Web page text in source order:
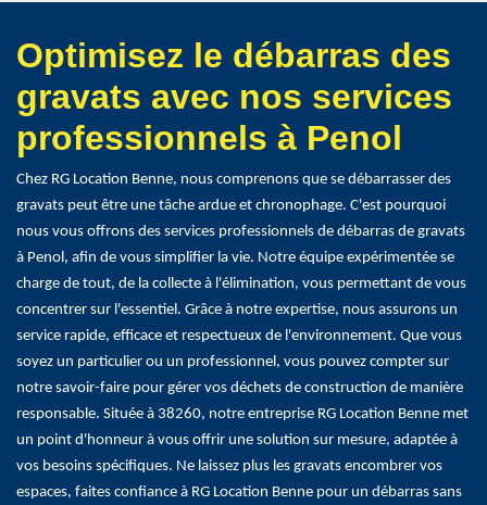
Optimisez le débarras des
gravats avec nos services
professionnels à Penol
Chez RG Location Benne, nous comprenons que se débarrasser des
gravats peut être une tâche ardue et chronophage. C'est pourquoi
nous vous offrons des services professionnels de débarras de gravats
à Penol, afin de vous simplifier la vie. Notre équipe expérimentée se
charge de tout, de la collecte à l'élimination, vous permettant de vous
concentrer sur l'essentiel. Grâce à notre expertise, nous assurons un
service rapide, efficace et respectueux de l'environnement. Que vous
soyez un particulier ou un professionnel, vous pouvez compter sur
notre savoir-faire pour gérer vos déchets de construction de manière
responsable. Située à 38260, notre entreprise RG Location Benne met
un point d'honneur à vous offrir une solution sur mesure, adaptée à
vos besoins spécifiques. Ne laissez plus les gravats encombrer vos
espaces, faites confiance à RG Location Benne pour un débarras sans